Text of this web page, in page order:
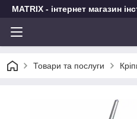
MATRIX - інтернет магазин
Товари та послуги